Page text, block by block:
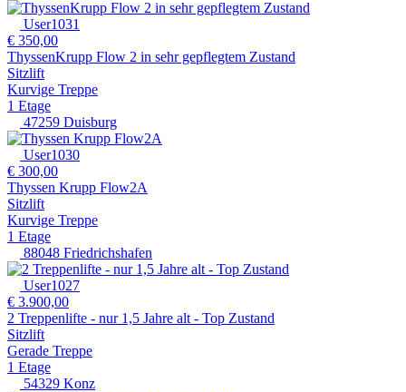
User1031
€ 350,00
ThyssenKrupp Flow 2 in sehr gepflegtem Zustand
Sitzlift
Kurvige Treppe
1 Etage
47259 Duisburg
User1030
€ 300,00
Thyssen Krupp Flow2A
Sitzlift
Kurvige Treppe
1 Etage
88048 Friedrichshafen
User1027
€ 3.900,00
2 Treppenlifte - nur 1,5 Jahre alt - Top Zustand
Sitzlift
Gerade Treppe
1 Etage
54329 Konz